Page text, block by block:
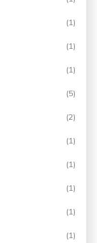
(1)
(1)
(1)
(5)
(2)
(1)
(1)
(1)
(1)
(1)